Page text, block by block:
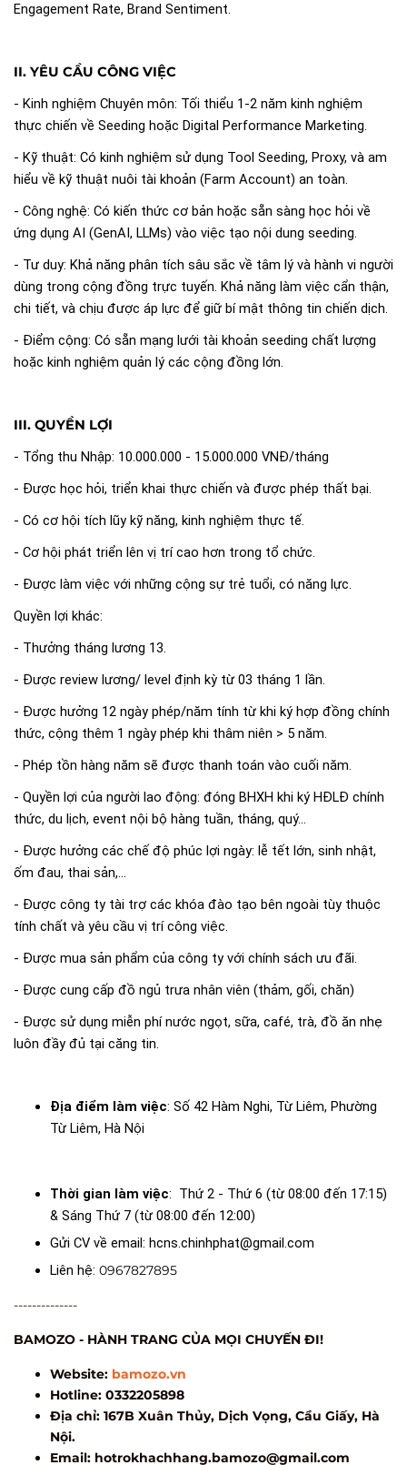
Engagement Rate, Brand Sentiment.
II. YÊU CẦU CÔNG VIỆC
- Kinh nghiệm Chuyên môn: Tối thiểu 1-2 năm kinh nghiệm
thực chiến về Seeding hoặc Digital Performance Marketing.
- Kỹ thuật: Có kinh nghiệm sử dụng Tool Seeding, Proxy, và am
hiểu về kỹ thuật nuôi tài khoản (Farm Account) an toàn.
- Công nghệ: Có kiến thức cơ bản hoặc sẵn sàng học hỏi về
ứng dụng AI (GenAI, LLMs) vào việc tạo nội dung seeding.
- Tư duy: Khả năng phân tích sâu sắc về tâm lý và hành vi người
dùng trong cộng đồng trực tuyến. Khả năng làm việc cẩn thận,
chi tiết, và chịu được áp lực để giữ bí mật thông tin chiến dịch.
- Điểm cộng: Có sẵn mạng lưới tài khoản seeding chất lượng
hoặc kinh nghiệm quản lý các cộng đồng lớn.
III. QUYỀN LỢI
- Tổng thu Nhập: 10.000.000 - 15.000.000 VNĐ/tháng
- Được học hỏi, triển khai thực chiến và được phép thất bại.
- Có cơ hội tích lũy kỹ năng, kinh nghiệm thực tế.
- Cơ hội phát triển lên vị trí cao hơn trong tổ chức.
- Được làm việc với những cộng sự trẻ tuổi, có năng lực.
Quyền lợi khác:
- Thưởng tháng lương 13.
- Được review lương/ level định kỳ từ 03 tháng 1 lần.
- Được hưởng 12 ngày phép/năm tính từ khi ký hợp đồng chính
thức, cộng thêm 1 ngày phép khi thâm niên > 5 năm.
- Phép tồn hàng năm sẽ được thanh toán vào cuối năm.
- Quyền lợi của người lao động: đóng BHXH khi ký HĐLĐ chính
thức, du lịch, event nội bộ hàng tuần, tháng, quý…
- Được hưởng các chế độ phúc lợi ngày: lễ tết lớn, sinh nhật,
ốm đau, thai sản,...
- Được công ty tài trợ các khóa đào tạo bên ngoài tùy thuộc
tính chất và yêu cầu vị trí công việc.
- Được mua sản phẩm của công ty với chính sách ưu đãi.
- Được cung cấp đồ ngủ trưa nhân viên (thảm, gối, chăn)
- Được sử dụng miễn phí nước ngọt, sữa, café, trà, đồ ăn nhẹ
luôn đầy đủ tại căng tin.
Địa điểm làm việc: Số 42 Hàm Nghi, Từ Liêm, Phường
Từ Liêm, Hà Nội
Thời gian làm việc: Thứ 2 - Thứ 6 (từ 08:00 đến 17:15)
& Sáng Thứ 7 (từ 08:00 đến 12:00)
Gửi CV về email: hcns.chinhphat@gmail.com
Liên hệ: 0967827895
--------------
BAMOZO - HÀNH TRANG CỦA MỌI CHUYẾN ĐI!
Website: bamozo.vn
Hotline: 0332205898
Địa chỉ: 167B Xuân Thủy, Dịch Vọng, Cầu Giấy, Hà
Nội.
Email: hotrokhachhang.bamozo@gmail.com